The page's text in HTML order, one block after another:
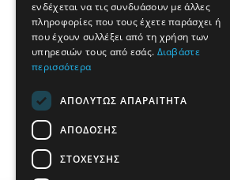
ενδέχεται να τις συνδυάσουν με άλλες
πληροφορίες που τους έχετε παράσχει ή
που έχουν συλλέξει από τη χρήση των
υπηρεσιών τους από εσάς. Διαβάστε
περισσότερα
ΑΠΟΛΎΤΩΣ ΑΠΑΡΑΊΤΗΤΑ
ΑΠΌΔΟΣΗΣ
ΣΤΌΧΕΥΣΗΣ